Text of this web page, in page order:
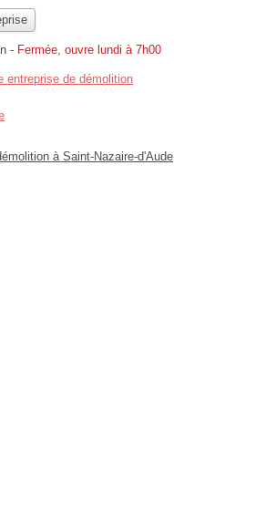
- Fermée, ouvre lundi à 7h00
entreprise de démolition
à Saint-Nazaire-d'Aude